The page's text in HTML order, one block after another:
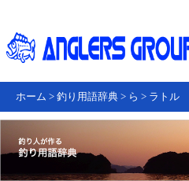
ホーム > 釣り用語辞典 > ら > ラトル